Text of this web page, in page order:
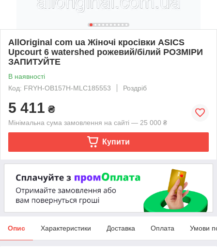
AllOriginal com ua Жіночі кросівки ASICS
Upcourt 6 watershed рожевий/білий РОЗМІРИ
ЗАПИТУЙТЕ
В наявності
Код: FRYH-OB157H-MLC185553
Роздріб
5 411 ₴
Мінімальна сума замовлення на сайті — 25 000 ₴
Купити
Опис Характеристики Доставка Оплата Умови